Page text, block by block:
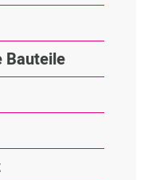
Bauteile